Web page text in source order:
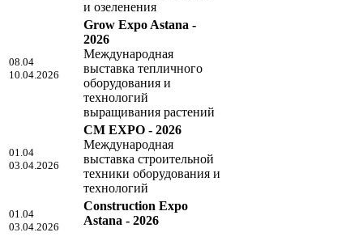
и озеленения
08.04
10.04.2026
Grow Expo Astana -
2026
Международная
выставка тепличного
оборудования и
технологий
выращивания растений
01.04
03.04.2026
CM EXPO - 2026
Международная
выставка строительной
техники оборудования и
технологий
01.04
03.04.2026
Construction Expo
Astana - 2026